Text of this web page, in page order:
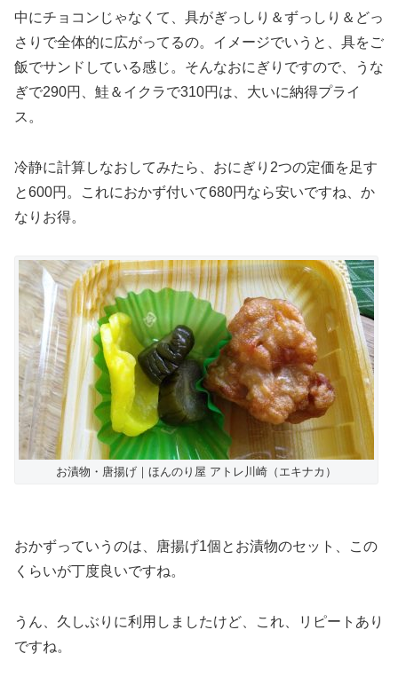
中にチョコンじゃなくて、具がぎっしり＆ずっしり＆どっ
さりで全体的に広がってるの。イメージでいうと、具をご
飯でサンドしている感じ。そんなおにぎりですので、うな
ぎで290円、鮭＆イクラで310円は、大いに納得プライ
ス。
冷静に計算しなおしてみたら、おにぎり2つの定価を足す
と600円。これにおかず付いて680円なら安いですね、か
なりお得。
お漬物・唐揚げ｜ほんのり屋 アトレ川崎（エキナカ）
おかずっていうのは、唐揚げ1個とお漬物のセット、この
くらいが丁度良いですね。
うん、久しぶりに利用しましたけど、これ、リピートあり
ですね。